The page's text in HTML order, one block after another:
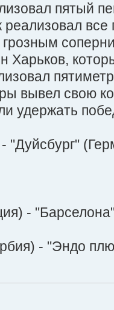
пятый
все
Харьков,
вывел свою
удержать
"Дуйсбург"
-
- "Эндо